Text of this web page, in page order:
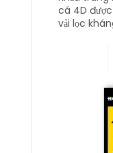
cá 4D
vải lọc